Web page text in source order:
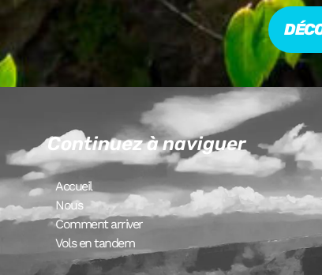
Continuez à naviguer
Accueil
Nous
Comment arriver
Vols en tandem